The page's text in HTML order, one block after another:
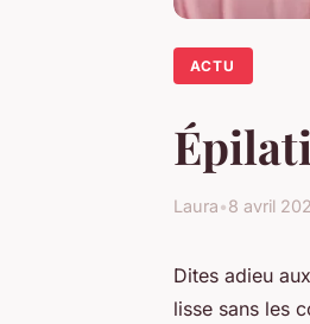
ACTU
Laura•8 avril
Dites adieu
lisse sans les